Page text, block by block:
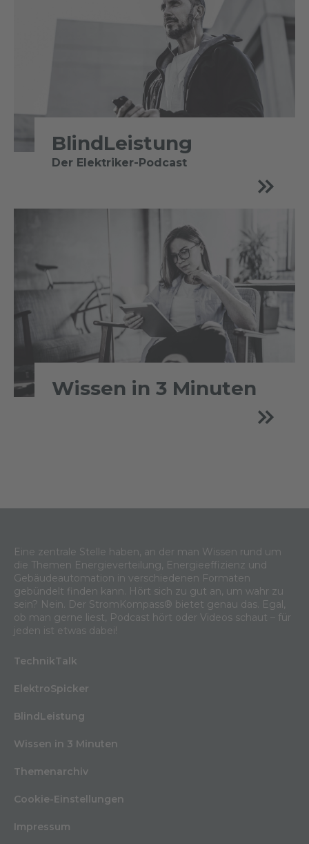
BlindLeistung
Der Elektriker-Podcast
Wissen in 3 Minuten
Eine zentrale Stelle haben, an der man Wissen rund um
die Themen Energieverteilung, Energieeffizienz und
Gebäudeautomation in verschiedenen Formaten
gebündelt finden kann. Hört sich zu gut an, um wahr zu
sein? Nein. Der StromKompass® bietet genau das. Egal,
ob man gerne liest, Podcast hört oder Videos schaut – für
jeden ist etwas dabei!
TechnikTalk
ElektroSpicker
BlindLeistung
Wissen in 3 Minuten
Themenarchiv
Cookie-Einstellungen
Impressum